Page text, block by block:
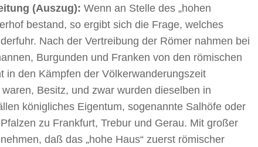
(Auszug): Wenn an Stelle des „hohen
bestand, so ergibt sich die Frage, welches
Nach der Vertreibung der Römer nahmen bei
Burgunden und Franken von den römischen
in den Kämpfen der Völkerwanderungszeit
Besitz, und zwar wurden dieselben in
königliches Eigentum, sogenannte Salhöfe oder
zu Frankfurt, Trebur und Gerau. Mit großer
daß das „hohe Haus“ zuerst römischer